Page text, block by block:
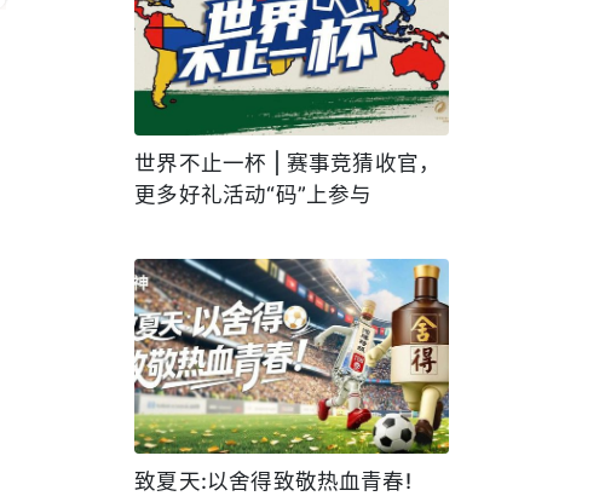
世界不止一杯 | 赛事竞猜收官，
更多好礼活动“码”上参与
致夏天:以舍得致敬热血青春!